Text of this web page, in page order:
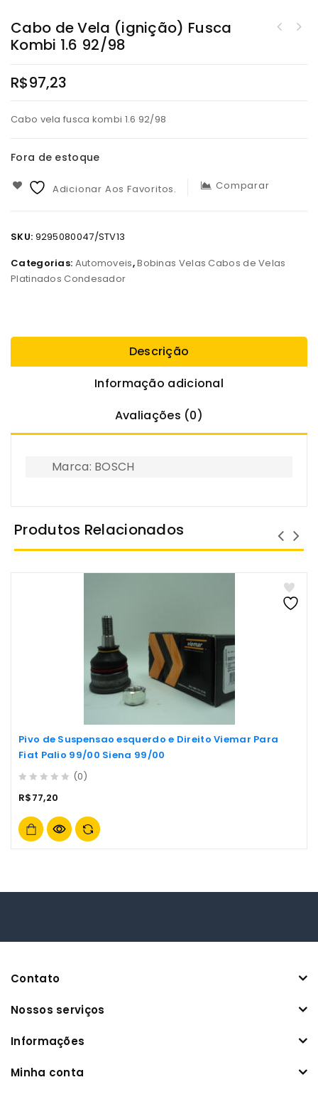
Cabo de Vela (ignição) Fusca
Kombi 1.6 92/98
R$97,23
Cabo vela fusca kombi 1.6 92/98
Fora de estoque
Adicionar Aos Favoritos. Comparar
SKU: 9295080047/STV13
Categorias: Automoveis,Bobinas Velas Cabos de Velas
Platinados Condesador
Descrição
Informação adicional
Avaliações (0)
Marca: BOSCH
Produtos Relacionados
Pivo de Suspensao esquerdo e Direito Viemar Para
Fiat Palio 99/00 Siena 99/00
out
5
(0)
R$77,20
Contato
Nossos serviços
Informações
Minha conta